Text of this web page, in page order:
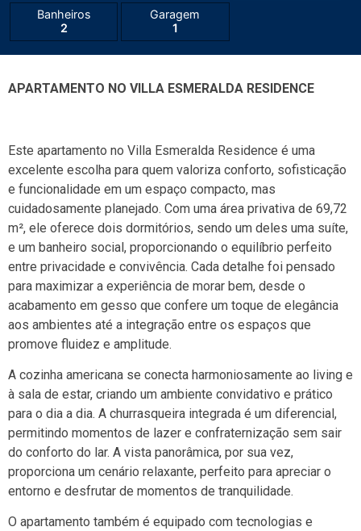
Banheiros
2
Garagem
1
APARTAMENTO NO VILLA ESMERALDA RESIDENCE
Este apartamento no Villa Esmeralda Residence é uma
excelente escolha para quem valoriza conforto, sofisticação
e funcionalidade em um espaço compacto, mas
cuidadosamente planejado. Com uma área privativa de 69,72
m², ele oferece dois dormitórios, sendo um deles uma suíte,
e um banheiro social, proporcionando o equilíbrio perfeito
entre privacidade e convivência. Cada detalhe foi pensado
para maximizar a experiência de morar bem, desde o
acabamento em gesso que confere um toque de elegância
aos ambientes até a integração entre os espaços que
promove fluidez e amplitude.
A cozinha americana se conecta harmoniosamente ao living e
à sala de estar, criando um ambiente convidativo e prático
para o dia a dia. A churrasqueira integrada é um diferencial,
permitindo momentos de lazer e confraternização sem sair
do conforto do lar. A vista panorâmica, por sua vez,
proporciona um cenário relaxante, perfeito para apreciar o
entorno e desfrutar de momentos de tranquilidade.
O apartamento também é equipado com tecnologias e